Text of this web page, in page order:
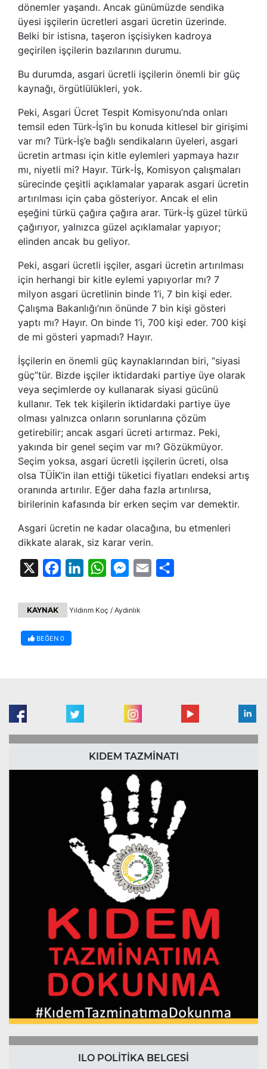
dönemler yaşandı. Ancak günümüzde sendika
üyesi işçilerin ücretleri asgari ücretin üzerinde.
Belki bir istisna, taşeron işçisiyken kadroya
geçirilen işçilerin bazılarının durumu.
Bu durumda, asgari ücretli işçilerin önemli bir güç
kaynağı, örgütlülükleri, yok.
Peki, Asgari Ücret Tespit Komisyonu’nda onları
temsil eden Türk-İş’in bu konuda kitlesel bir girişimi
var mı? Türk-İş’e bağlı sendikaların üyeleri, asgari
ücretin artması için kitle eylemleri yapmaya hazır
mı, niyetli mi? Hayır. Türk-İş, Komisyon çalışmaları
sürecinde çeşitli açıklamalar yaparak asgari ücretin
artırılması için çaba gösteriyor. Ancak el elin
eşeğini türkü çağıra çağıra arar. Türk-İş güzel türkü
çağırıyor, yalnızca güzel açıklamalar yapıyor;
elinden ancak bu geliyor.
Peki, asgari ücretli işçiler, asgari ücretin artırılması
için herhangi bir kitle eylemi yapıyorlar mı? 7
milyon asgari ücretlinin binde 1’i, 7 bin kişi eder.
Çalışma Bakanlığı’nın önünde 7 bin kişi gösteri
yaptı mı? Hayır. On binde 1’i, 700 kişi eder. 700 kişi
de mi gösteri yapmadı? Hayır.
İşçilerin en önemli güç kaynaklarından biri, “siyasi
güç”tür. Bizde işçiler iktidardaki partiye üye olarak
veya seçimlerde oy kullanarak siyasi gücünü
kullanır. Tek tek kişilerin iktidardaki partiye üye
olması yalnızca onların sorunlarına çözüm
getirebilir; ancak asgari ücreti artırmaz. Peki,
yakında bir genel seçim var mı? Gözükmüyor.
Seçim yoksa, asgari ücretli işçilerin ücreti, olsa
olsa TÜİK’in ilan ettiği tüketici fiyatları endeksi artış
oranında artırılır. Eğer daha fazla artırılırsa,
birilerinin kafasında bir erken seçim var demektir.
Asgari ücretin ne kadar olacağına, bu etmenleri
dikkate alarak, siz karar verin.
FacebookLinkedInWhatsAppMessenger
Email
KAYNAK Yıldırım Koç / Aydınlık
BEĞEN 0
KIDEM TAZMİNATI
ILO POLİTİKA BELGESİ